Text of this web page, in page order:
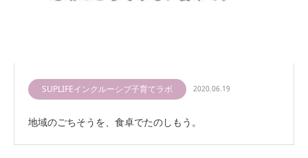
SUPLIFEインクルーシブ子育てラボ 2020.06.19
地域のごちそうを、食卓でたのしもう。